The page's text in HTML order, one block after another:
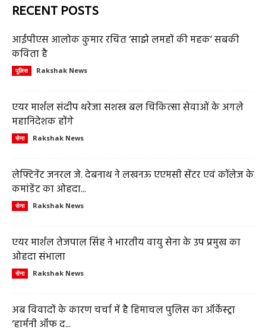
RECENT POSTS
आईपीएस आलोक कुमार रचित ‘साझे लमहों की महक’ सबकी
कविता है
पुलिस Rakshak News
एयर मार्शल संदीप थरेजा सशस्त्र बल चिकित्सा सेवाओं के अगले
महानिदेशक होंगे
सेना Rakshak News
लेफ्टिनेंट जनरल जे. देबनाथ ने लखनऊ एएमसी सेंटर एवं कॉलेज के
कमांडेंट का ओहदा...
सेना Rakshak News
एयर मार्शल तेजपाल सिंह ने भारतीय वायु सेना के उप प्रमुख का
ओहदा संभाला
सेना Rakshak News
अब विवादों के कारण चर्चा में है हिमाचल पुलिस का ऑर्केस्ट्रा
‘हार्मनी ऑफ द...